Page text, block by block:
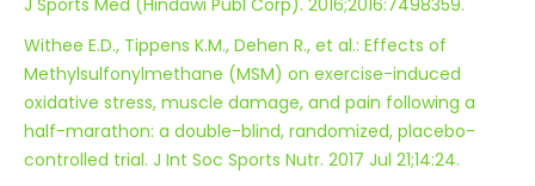
Withee E.D., Tippens K.M., Dehen R., et al.: Effects of
Methylsulfonylmethane (MSM) on exercise-induced
oxidative stress, muscle damage, and pain following a
half-marathon: a double-blind, randomized, placebo-
controlled trial. J Int Soc Sports Nutr. 2017 Jul 21;14:24.